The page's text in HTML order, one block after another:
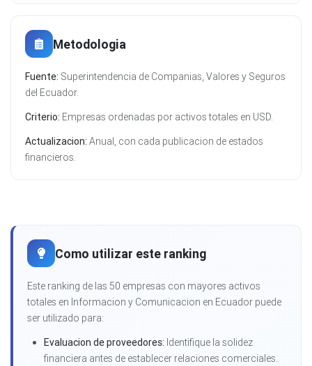
Metodologia
Fuente: Superintendencia de Companias, Valores y Seguros
del Ecuador.
Criterio: Empresas ordenadas por activos totales en USD.
Actualizacion: Anual, con cada publicacion de estados
financieros.
Como utilizar este ranking
Este ranking de las 50 empresas con mayores activos
totales en Informacion y Comunicacion en Ecuador puede
ser utilizado para:
Evaluacion de proveedores: Identifique la solidez
financiera antes de establecer relaciones comerciales.